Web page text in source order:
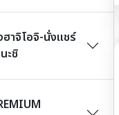
ฮาจิโอจิ-นั่งแชร์
ะชิ